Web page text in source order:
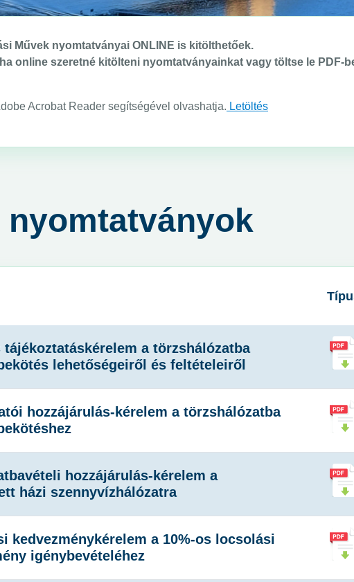
Művek nyomtatványai ONLINE is kitölthetőek.
online szeretné kitölteni nyomtatványainkat vagy töltse le PDF-
Acrobat Reader segítségével olvashatja. Letöltés
tájékoztatáskérelem a törzshálózatba
lehetőségeiről és feltételeiről
hozzájárulás-kérelem a törzshálózatba
hozzájárulás-kérelem a
házi szennyvízhálózatra
kedvezménykérelem a 10%-os locsolási
igénybevételéhez